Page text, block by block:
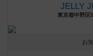
JELLY
東京都中野区
お